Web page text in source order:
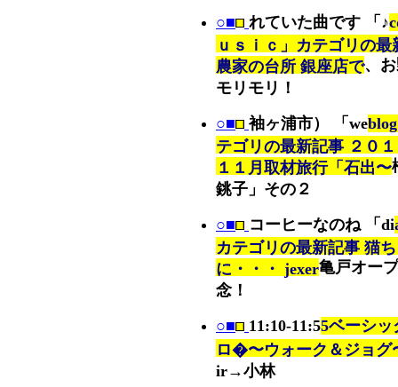
○■ れていた曲です 「♪
ｕｓｉｃ」カテゴリの最
農家の台所 銀座店で、
モリモリ！
○■ 袖ヶ浦市） 「we
テゴリの最新記事 ２０
１１月取材旅行「石出〜
銚子」その２
○■ コーヒーなのね 「di
カテゴリの最新記事 猫
に・・・ jexer亀戸オー
念！
○■ 11:10-11:55ベーシッ
ロ�〜ウォーク＆ジョグ
ir→小林